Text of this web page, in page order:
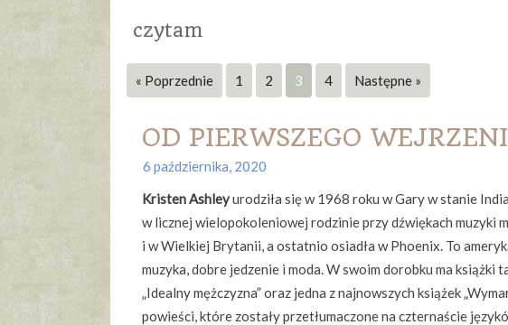
czytam
« Poprzednie 1 2 3 4 Następne »
OD PIERWSZEGO
6 października, 2020
Kristen Ashleyurodziła się w 1968 roku w Gary w stanie
w licznej wielopokoleniowej rodzinie przy dźwiękach muzyki
i w Wielkiej Brytanii, a ostatnio osiadła w Phoenix. To
muzyka, dobre jedzenie i moda. W swoim dorobku ma książki
„Idealny mężczyzna” oraz jedna z najnowszych książek
powieści, które zostały przetłumaczone na czternaście